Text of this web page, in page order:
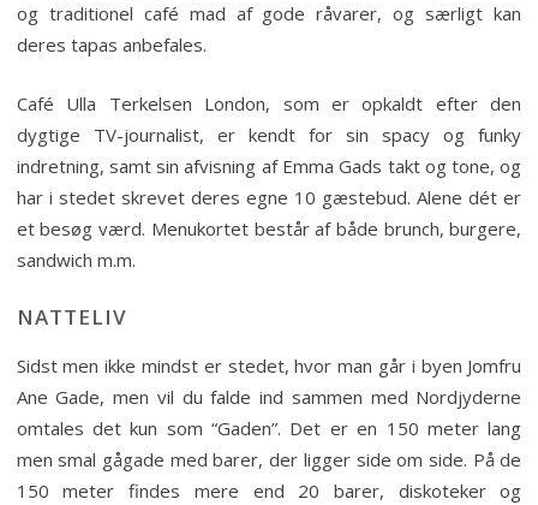
og traditionel café mad af gode råvarer, og særligt kan
deres tapas anbefales.
Café Ulla Terkelsen London, som er opkaldt efter den
dygtige TV-journalist, er kendt for sin spacy og funky
indretning, samt sin afvisning af Emma Gads takt og tone, og
har i stedet skrevet deres egne 10 gæstebud. Alene dét er
et besøg værd. Menukortet består af både brunch, burgere,
sandwich m.m.
NATTELIV
Sidst men ikke mindst er stedet, hvor man går i byen Jomfru
Ane Gade, men vil du falde ind sammen med Nordjyderne
omtales det kun som “Gaden”. Det er en 150 meter lang
men smal gågade med barer, der ligger side om side. På de
150 meter findes mere end 20 barer, diskoteker og